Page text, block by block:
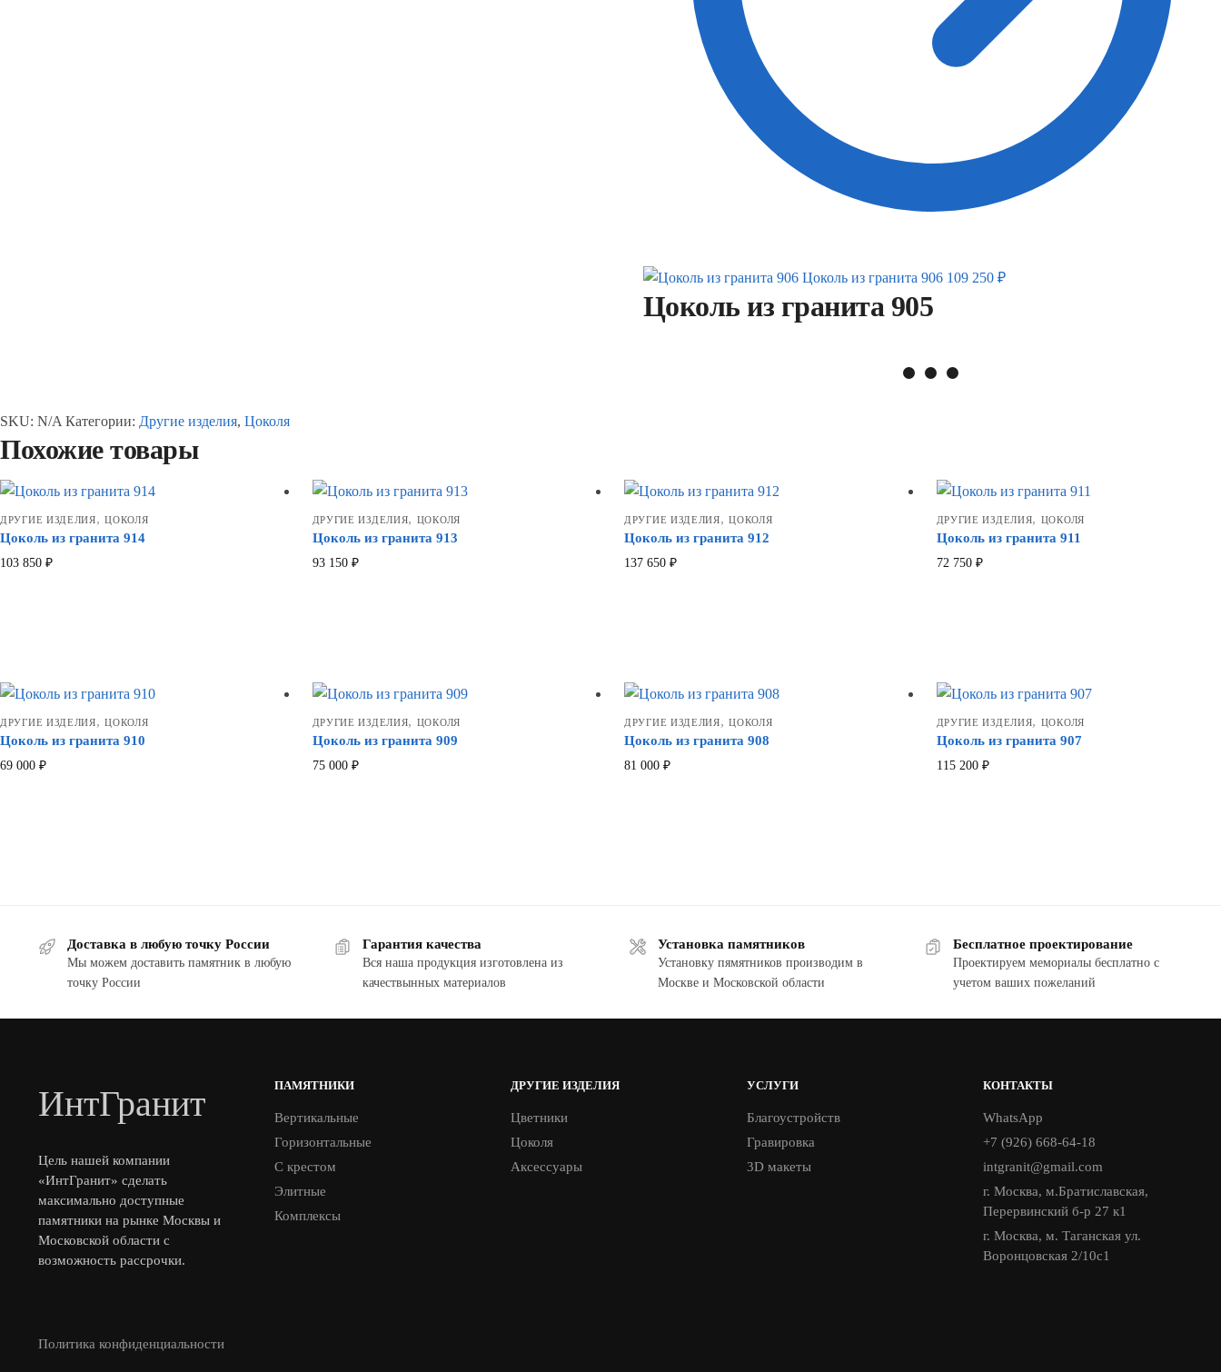
Цоколь из гранита 906 109 250 ₽
Цоколь из гранита 905
SKU: N/A Категории: Другие изделия, Цоколя
Похожие товары
ДРУГИЕ ИЗДЕЛИЯ,ЦОКОЛЯ
Цоколь из гранита 914
103 850 ₽
ДРУГИЕ ИЗДЕЛИЯ, ЦОКОЛЯ
Цоколь из гранита 913
93 150 ₽
ДРУГИЕ ИЗДЕЛИЯ,ЦОКОЛЯ
Цоколь из гранита 912
137 650 ₽
ДРУГИЕ ИЗДЕЛИЯ, ЦОКОЛЯ
Цоколь из гранита 911
72 750 ₽
ДРУГИЕ ИЗДЕЛИЯ,ЦОКОЛЯ
Цоколь из гранита 910
69 000 ₽
ДРУГИЕ ИЗДЕЛИЯ, ЦОКОЛЯ
Цоколь из гранита 909
75 000 ₽
ДРУГИЕ ИЗДЕЛИЯ,ЦОКОЛЯ
Цоколь из гранита 908
81 000 ₽
ДРУГИЕ ИЗДЕЛИЯ, ЦОКОЛЯ
Цоколь из гранита 907
115 200 ₽
Доставка в любую точку России
Мы можем доставить памятник в любую
точку России
Гарантия качества
Вся наша продукция изготовлена из
качествынных материалов
Установка памятников
Установку пямятников производим в
Москве и Московской области
Бесплатное проектирование
Проектируем мемориалы бесплатно с
учетом ваших пожеланий
ИнтГранит
Цель нашей компании
«ИнтГранит» сделать
максимально доступные
памятники на рынке Москвы и
Московской области с
возможность рассрочки.
ПАМЯТНИКИ
Вертикальные
Горизонтальные
С крестом
Элитные
Комплексы
ДРУГИЕ ИЗДЕЛИЯ
Цветники
Цоколя
Аксессуары
УСЛУГИ
Благоустройств
Гравировка
3D макеты
КОНТАКТЫ
WhatsApp
+7 (926) 668-64-18
intgranit@gmail.com
г. Москва, м.Братиславская,
Перервинский б-р 27 к1
г. Москва, м. Таганская ул.
Воронцовская 2/10с1
Политика конфиденциальности